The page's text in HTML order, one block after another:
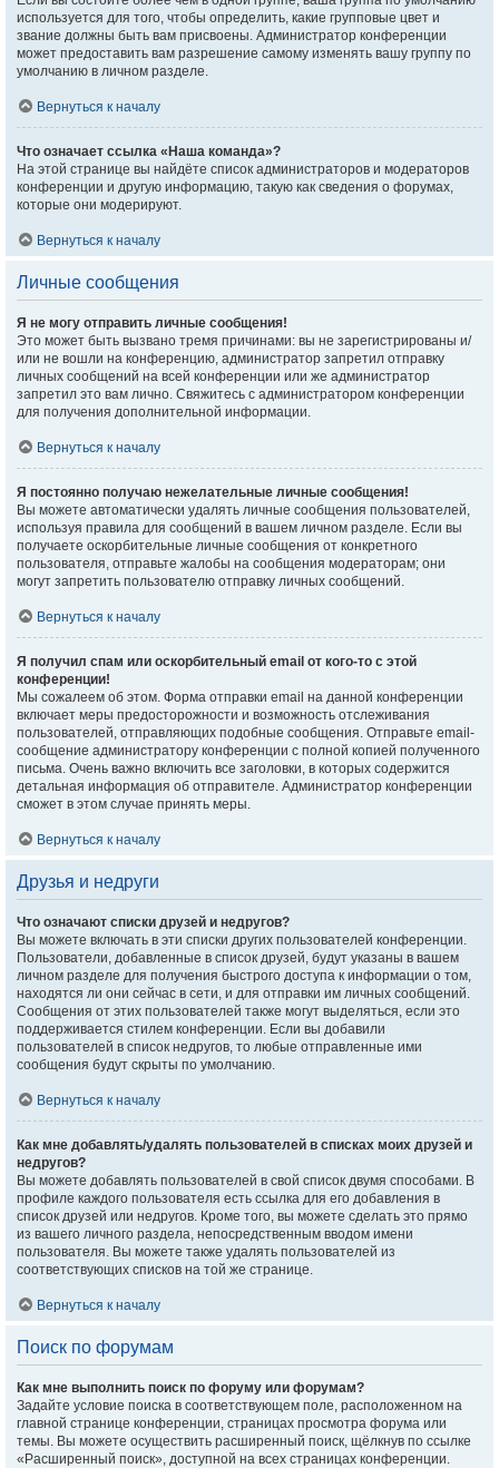
используется для того, чтобы определить, какие групповые цвет и
звание должны быть вам присвоены. Администратор конференции
может предоставить вам разрешение самому изменять вашу группу по
умолчанию в личном разделе.
Вернуться к началу
Что означает ссылка «Наша команда»?
На этой странице вы найдёте список администраторов и модераторов
конференции и другую информацию, такую как сведения о форумах,
которые они модерируют.
Вернуться к началу
Личные сообщения
Я не могу отправить личные сообщения!
Это может быть вызвано тремя причинами: вы не зарегистрированы и/
или не вошли на конференцию, администратор запретил отправку
личных сообщений на всей конференции или же администратор
запретил это вам лично. Свяжитесь с администратором конференции
для получения дополнительной информации.
Вернуться к началу
Я постоянно получаю нежелательные личные сообщения!
Вы можете автоматически удалять личные сообщения пользователей,
используя правила для сообщений в вашем личном разделе. Если вы
получаете оскорбительные личные сообщения от конкретного
пользователя, отправьте жалобы на сообщения модераторам; они
могут запретить пользователю отправку личных сообщений.
Вернуться к началу
Я получил спам или оскорбительный email от кого-то с этой
конференции!
Мы сожалеем об этом. Форма отправки email на данной конференции
включает меры предосторожности и возможность отслеживания
пользователей, отправляющих подобные сообщения. Отправьте email-
сообщение администратору конференции с полной копией полученного
письма. Очень важно включить все заголовки, в которых содержится
детальная информация об отправителе. Администратор конференции
сможет в этом случае принять меры.
Вернуться к началу
Друзья и недруги
Что означают списки друзей и недругов?
Вы можете включать в эти списки других пользователей конференции.
Пользователи, добавленные в список друзей, будут указаны в вашем
личном разделе для получения быстрого доступа к информации о том,
находятся ли они сейчас в сети, и для отправки им личных сообщений.
Сообщения от этих пользователей также могут выделяться, если это
поддерживается стилем конференции. Если вы добавили
пользователей в список недругов, то любые отправленные ими
сообщения будут скрыты по умолчанию.
Вернуться к началу
Как мне добавлять/удалять пользователей в списках моих друзей и
недругов?
Вы можете добавлять пользователей в свой список двумя способами. В
профиле каждого пользователя есть ссылка для его добавления в
список друзей или недругов. Кроме того, вы можете сделать это прямо
из вашего личного раздела, непосредственным вводом имени
пользователя. Вы можете также удалять пользователей из
соответствующих списков на той же странице.
Вернуться к началу
Поиск по форумам
Как мне выполнить поиск по форуму или форумам?
Задайте условие поиска в соответствующем поле, расположенном на
главной странице конференции, страницах просмотра форума или
темы. Вы можете осуществить расширенный поиск, щёлкнув по ссылке
«Расширенный поиск», доступной на всех страницах конференции.